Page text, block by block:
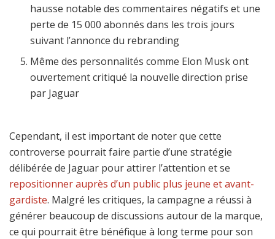
hausse notable des commentaires négatifs et une
perte de 15 000 abonnés dans les trois jours
suivant l’annonce du rebranding
Même des personnalités comme Elon Musk ont
ouvertement critiqué la nouvelle direction prise
par Jaguar
Cependant, il est important de noter que cette
controverse pourrait faire partie d’une stratégie
délibérée de Jaguar pour attirer l’attention et se
repositionner auprès d’un public plus jeune et avant-
gardiste. Malgré les critiques, la campagne a réussi à
générer beaucoup de discussions autour de la marque,
ce qui pourrait être bénéfique à long terme pour son